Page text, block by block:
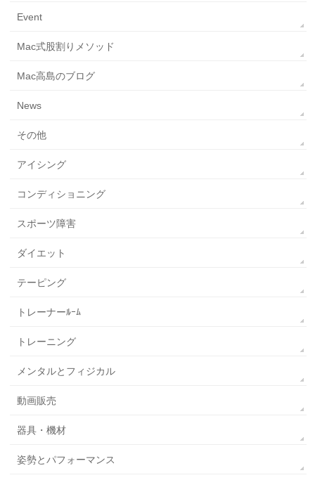
Event
Mac式股割りメソッド
Mac高島のブログ
News
その他
アイシング
コンディショニング
スポーツ障害
ダイエット
テーピング
トレーナーﾙｰﾑ
トレーニング
メンタルとフィジカル
動画販売
器具・機材
姿勢とパフォーマンス